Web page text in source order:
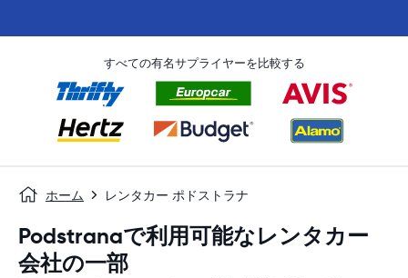
すべての有名サプライヤーを比較する
ホーム レンタカー ポドストラナ
Podstranaで利用可能なレンタカー
会社の一部